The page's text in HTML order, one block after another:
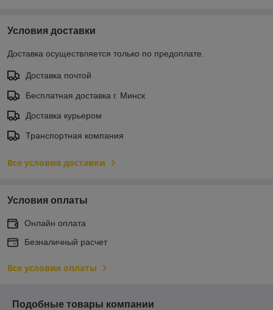
Условия доставки
Доставка осуществляется только по предоплате.
Доставка почтой
Бесплатная доставка г. Минск
Доставка курьером
Транспортная компания
Все условия доставки
Условия оплаты
Онлайн оплата
Безналичный расчет
Все условия оплаты
Подобные товары компании